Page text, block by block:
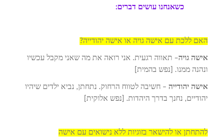
כשאנחנו עושים דברים:
האם ללכת עם אישה גויה או אישה יהודייה?
אישה גויה– תאווה רגעית. אני רואה את מה שאני מקבל עכשיו
ונהנה ממנו. [נפש בהמית]
אישה יהודייה – חשיבה לטווח הרחוק. נתחתן, נביא ילדים שיהיו
יהודיים, נחנך בדרך היהדות. [נפש אלוקית]
להתחתן או להישאר בזוגיות ללא נישואים עם אישה